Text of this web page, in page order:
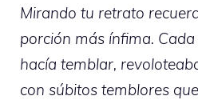
Mirando tu retrato
porción más ínfima.
hacía temblar,
con súbitos temblores